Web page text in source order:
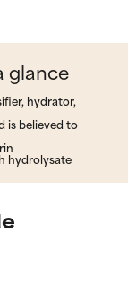
glance
hydrator,
is believed to
hydrolysate